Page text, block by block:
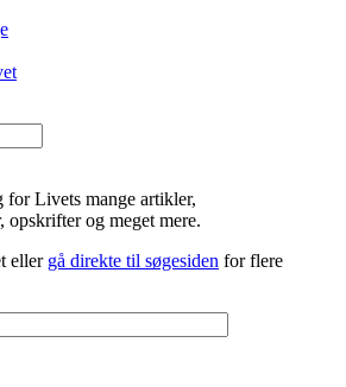
for Livets mange artikler,
opskrifter og meget mere.
eller gå direkte til søgesiden for flere